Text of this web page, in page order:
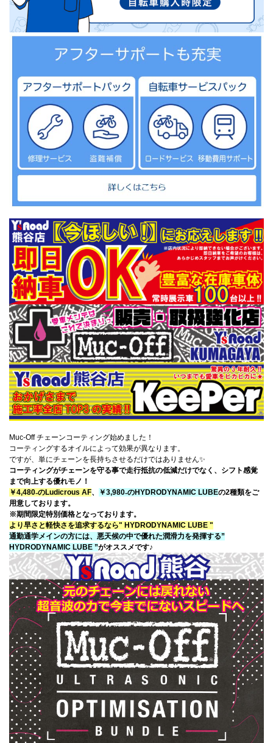
Muc-Off チェーンコーティング始めました！
コーティングするオイルによって効果が異なります。
ですが、単にチェーンを長持ちさせるだけではありません✨
コーティングがチェーンを守る事で走行抵抗の低減だけでなく、シフト感覚
まで向上する優れモノ！
￥4,480₋のLudicrous AF、 ￥3,980₋のHYDRODYNAMIC LUBEの2種類をご
用意しております。
※期間限定特別価格となっております。
より早さと軽快さを追求するなら" HYDRODYNAMIC LUBE "
通勤通学メインの方には、悪天候の中で優れた潤滑力を発揮する”
HYDRODYNAMIC LUBE ”がオススメです♪